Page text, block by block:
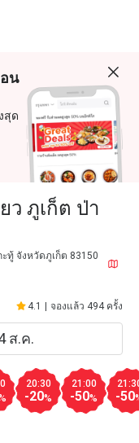
น
สุด
ว ภูเก็ต ป่า
ทู้ จังหวัดภูเก็ต 83150
4.1 จองแล้ว 494 ครั้ง
20:30
-20%
21:00
-50% -50